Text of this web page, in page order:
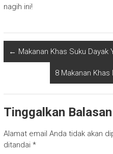
nagih ini!
← Makanan Khas Suku Dayak
8 Makanan
Tinggalkan Balasan
Alamat email Anda tidak akan
ditandai *